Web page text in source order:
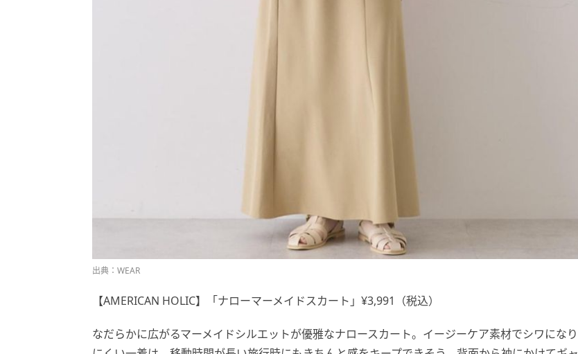
出典：WEAR
【AMERICAN HOLIC】「ナローマーメイドスカート」¥3,991（税込）
なだらかに広がるマーメイドシルエットが優雅なナロースカート。イージーケア素材でシワになり